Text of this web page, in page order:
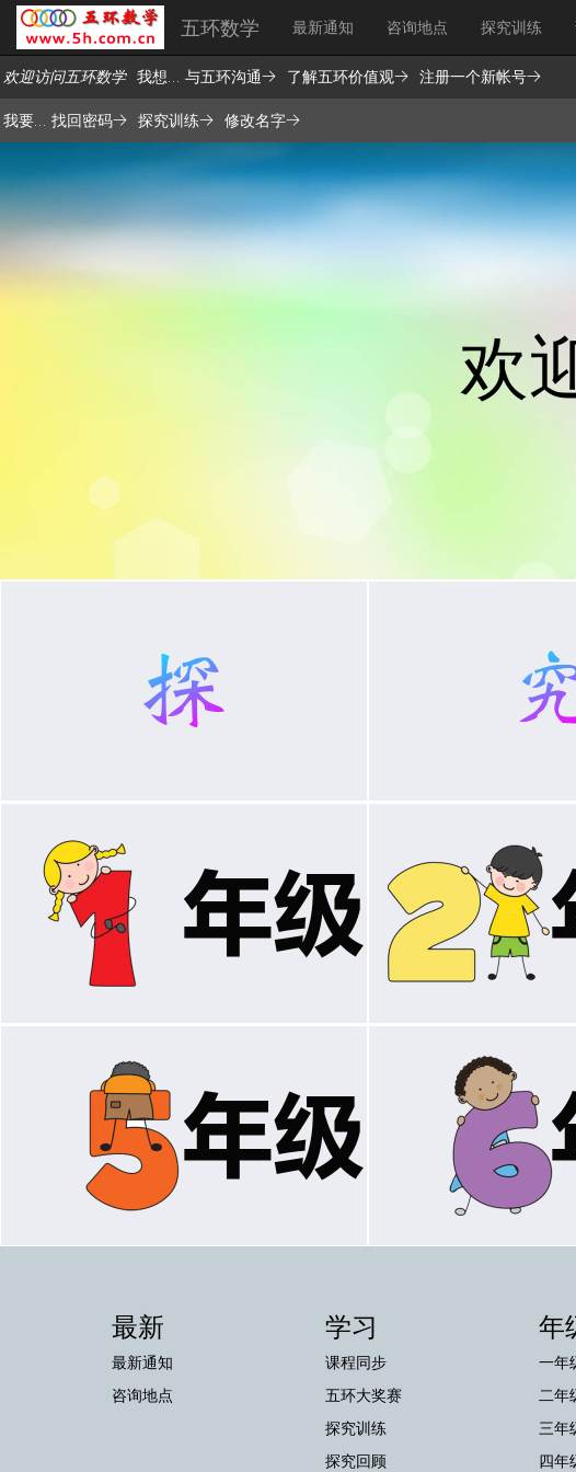
五环数学 最新通知 咨询地点 探究训练
欢迎访问五环数学 我想... 与五环沟通→ 了解五环价值观→ 注册一个新帐号→
我要... 找回密码→ 探究训练→ 修改名字→
欢
最新
最新通知
咨询地点
学习
课程同步
五环大奖赛
探究训练
探究回顾
年
一年
二年
三年
四年